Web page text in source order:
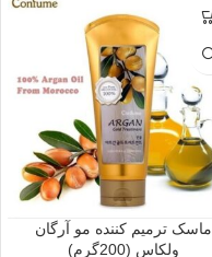
ماسک ترمیم کننده مو آرگان
ولکاس (200گرم)